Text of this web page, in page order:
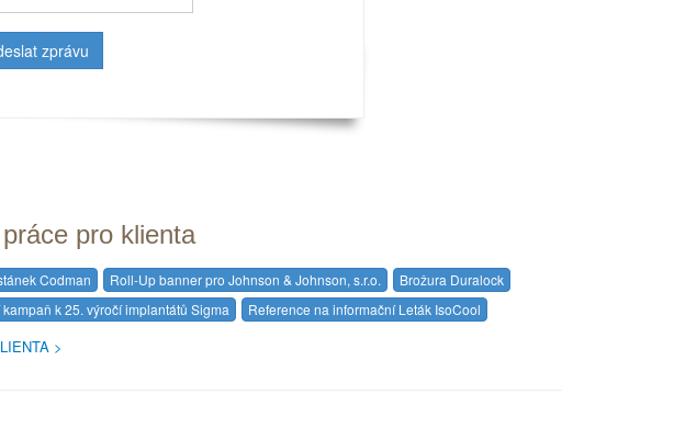
pro klienta
Codman Roll-Up banner pro Johnson & Johnson, s.r.o.
Brožura Duralock
k 25. výročí implantátů Sigma
Reference na informační Leták IsoCool